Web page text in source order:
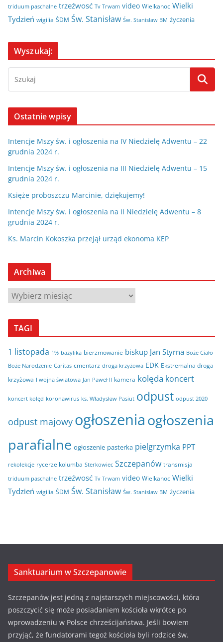
triduum paschalne trzeźwosć Tv Trwam video Wielkanoc Wielki
Tydzień wigilia ŚDM Św. Stanisław Św. Stanisław BM życzenia
Wyszukaj:
Ostatnie wpisy
Intencje Mszy św. i ogłoszenia na IV Niedzielę Adwentu – 22
grudnia 2024 r.
Intencje Mszy św. i ogłoszenia na III Niedzielę Adwentu – 15
grudnia 2024 r.
Księże proboszczu Marcinie, dziękujemy!
Intencje Mszy św. i ogłoszenia na II Niedzielę Adwentu – 8
grudnia 2024 r.
Ks. Marcin Kokoszka przejął urząd ekonoma KEP
Archiwa
A
c
w
a
TAGI
1 listopada 1% bazylika bierzmowanie biskup Jan Styrna Boże Ciało
Boże Narodzenie Caritas cmentarz droga krzyżowa EDK Ekstremalna droga
krzyżowa I wojna światowa Jan Paweł II kamera kolęda koncert
koncert kolęd koronawirus ks. Władysław Pasiut odpust odpust 2020
odpust majowy ogłoszeniaogłoszenia
parafialne ogłoszenie pasterka pielgrzymka PPT
rekolekcje rycerze kolumba Sterkowiec Szczepanów transmisja
triduum paschalne trzeźwosć Tv Trwam video Wielkanoc Wielki
Tydzień wigilia ŚDM Św. Stanisław Św. Stanisław BM życzenia
Sanktuarium w Szczepanowie
Szczepanów jest jedną z najstarszych miejscowości, która
poszczycić się może posiadaniem kościoła wkrótce po
wprowadzeniu w Polsce chrześcijaństwa. Jeśli bowiem
przyjąć, że fundatorami tegoż kościoła byli rodzice św.